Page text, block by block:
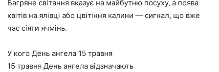
Багряне світання вказує на майбутню посуху, а поява
квітів на ялівці або цвітіння калини — сигнал, що вже
час сіяти ячмінь.
У кого День ангела 15 травня
15 травня День ангела відзначають